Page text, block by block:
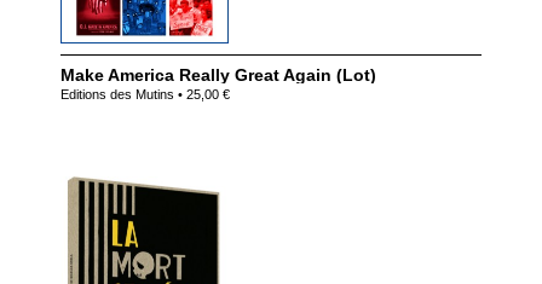
Make America Really Great Again (Lot)
Editions des Mutins • 25,00 €